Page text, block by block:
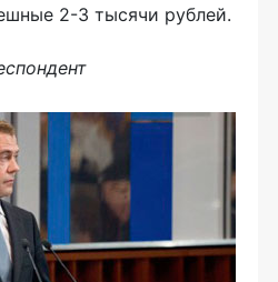
2-3 тысячи рублей.